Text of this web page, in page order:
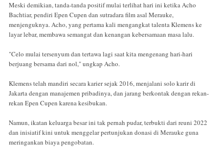
Meski demikian, tanda-tanda positif mulai terlihat hari ini ketika Acho
Bachtiar, pendiri Epen Cupen dan sutradara film asal Merauke,
menjenguknya. Acho, yang pertama kali mengangkat talenta Klemens ke
layar lebar, membawa semangat dan kenangan kebersamaan masa lalu.
"Celo mulai tersenyum dan tertawa lagi saat kita mengenang hari-hari
berjuang bersama dari nol," ungkap Acho.
Klemens telah mandiri secara karier sejak 2016, menjalani solo karir di
Jakarta dengan manajemen pribadinya, dan jarang berkontak dengan rekan-
rekan Epen Cupen karena kesibukan.
Namun, ikatan keluarga besar ini tak pernah pudar, terbukti dari reuni 2022
dan inisiatif kini untuk menggelar pertunjukan donasi di Merauke guna
meringankan biaya pengobatan.